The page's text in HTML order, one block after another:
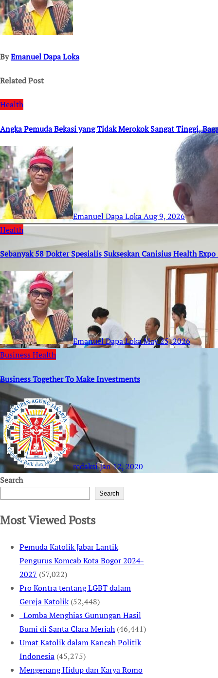
ByEmanuel Dapa Loka
Related Post
Health
Angka Pemuda Bekasi yang Tidak Merokok Sangat Tinggi,
Emanuel Dapa LokaAug 9, 2026
Health
Sebanyak 58 Dokter Spesialis Sukseskan Canisius Health
Emanuel Dapa LokaMay 25, 2026
BusinessHealth
Business Together To Make Investments
redaksiJan 12, 2020
Search
Search
Most Viewed Posts
Pemuda Katolik Jabar Lantik
Pengurus Komcab Kota Bogor 2024-
2027 (57,022)
Pro Kontra tentang LGBT dalam
Gereja Katolik (52,448)
Lomba Menghias Gunungan Hasil
Bumi di Santa Clara Meriah (46,441)
Umat Katolik dalam Kancah Politik
Indonesia (45,275)
Mengenang Hidup dan Karya Romo